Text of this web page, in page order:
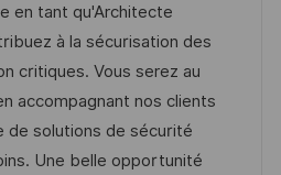
en tant qu'Architecte
à la sécurisation des
critiques. Vous serez au
accompagnant nos clients
de solutions de sécurité
Une belle opportunité